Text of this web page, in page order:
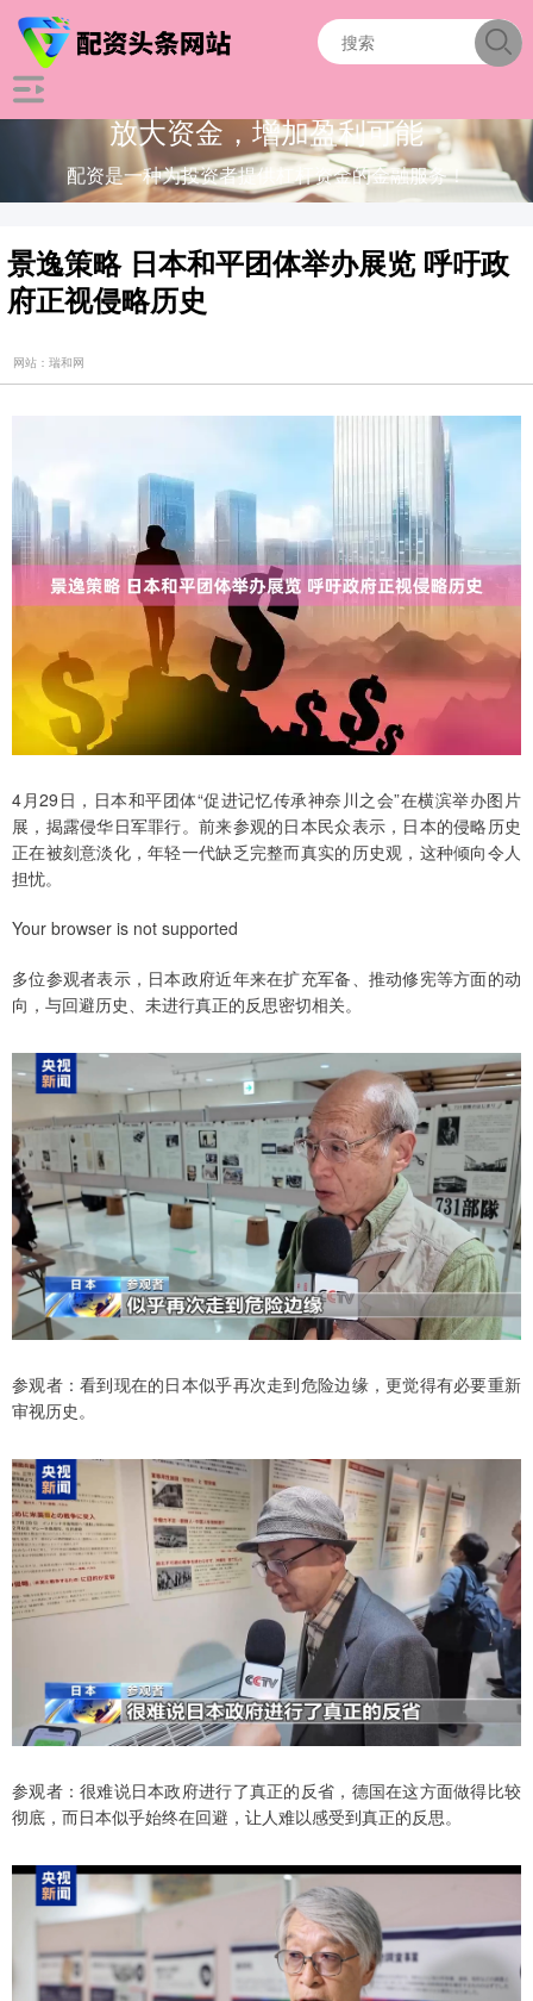
放大资金，增加盈利可能
配资是一种为投资者提供杠杆资金的金融服务！
景逸策略 日本和平团体举办展览 呼吁政
府正视侵略历史
网站：瑞和网
4月29日，日本和平团体“促进记忆传承神奈川之会”在横滨举办图片
展，揭露侵华日军罪行。前来参观的日本民众表示，日本的侵略历史
正在被刻意淡化，年轻一代缺乏完整而真实的历史观，这种倾向令人
担忧。
Your browser is not supported
多位参观者表示，日本政府近年来在扩充军备、推动修宪等方面的动
向，与回避历史、未进行真正的反思密切相关。
参观者：看到现在的日本似乎再次走到危险边缘，更觉得有必要重新
审视历史。
参观者：很难说日本政府进行了真正的反省，德国在这方面做得比较
彻底，而日本似乎始终在回避，让人难以感受到真正的反思。